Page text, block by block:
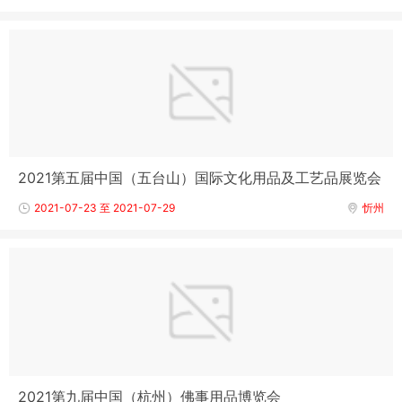
2021第五届中国（五台山）国际文化用品及工艺品展览会
忻州
2021-07-23 至 2021-07-29
2021第九届中国（杭州）佛事用品博览会